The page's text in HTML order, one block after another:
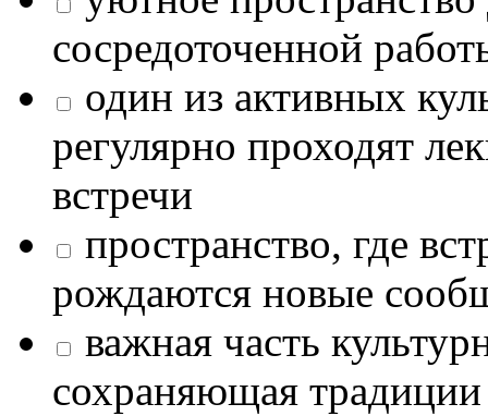
сосредоточенной
один из активных
регулярно проходят
встречи
пространство, где
рождаются новые
важная часть
сохраняющая